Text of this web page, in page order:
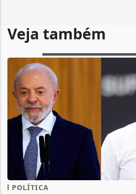
Veja também
POLÍTICA